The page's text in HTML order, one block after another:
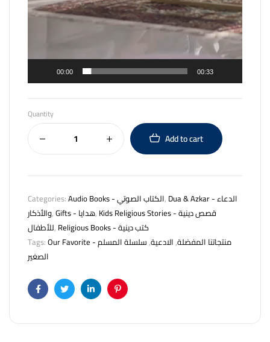
00:00 00:33
Quantity
Add to cart
Categories: Audio Books - الكتاب الصوتي, Dua & Azkar - الدعاء
والأذكار, Gifts - هدايا, Kids Religious Stories - قصص دينية
للأطفال,
Religious Books - كتب دينية
Tags:
Our Favorite - منتجاتنا المفضلة,الادعية,سلسلة المسلم
الصغير
FacebookTwitterLinkedinPinterest